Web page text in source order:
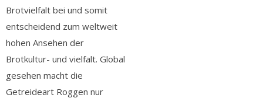
Brotvielfalt bei und somit
entscheidend zum weltweit
hohen Ansehen der
Brotkultur- und vielfalt. Global
gesehen macht die
Getreideart Roggen nur